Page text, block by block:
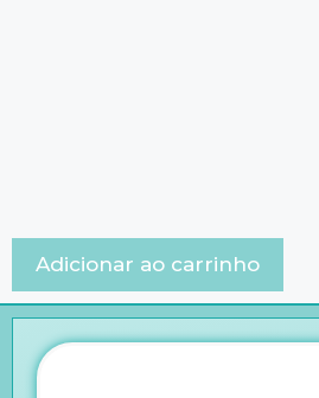
Adicionar ao carrinho